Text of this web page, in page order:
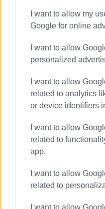
I want to allow my
Google for online
I want to allow
personalized
I want to allow
related to analytics
or device identifiers
I want to allow
related to
app.
I want to allow
related to
I want to allow
Νοσοκομείο Αθηνών
στο Ινστιτούτο
δεκάδες διεθνείς και
κοινωνικό και
άρθρα γνώμης και
από την παρούσα
παραγωγός του
«Επισυνάψεις» στον
νευροεπιστήμης
εγκέφαλος»
έμμετρου και πεζού
φιλοσοφικού
(ιδιοέκδοση 2019),